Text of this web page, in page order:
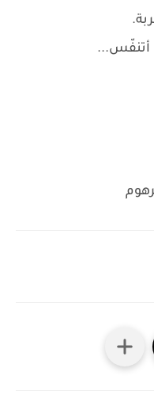
أتنفّس...